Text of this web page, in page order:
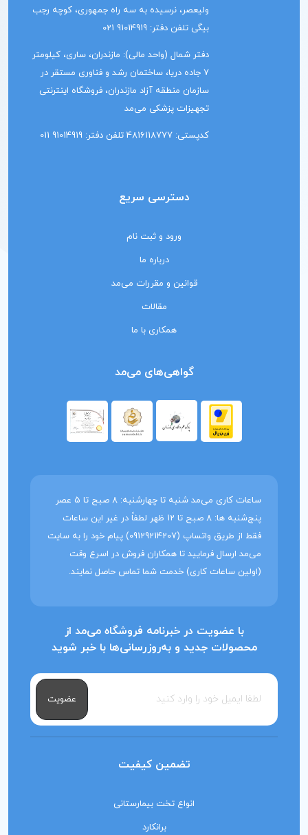
ولیعصر، نرسیده به سه راه جمهوری، کوچه رجب
بیگی تلفن دفتر: 91014919 021
دفتر شمال (واحد مالی): مازندران، ساری، کیلومتر
7 جاده دریا، ساختمان رشد و فناوری مستقر در
سازمان منطقه آزاد مازندران، فروشگاه اینترنتی
تجهیزات پزشکی می‌مد
کدپستی: 4816118777 تلفن دفتر: 91014919 011
دسترسی سریع
ورود و ثبت نام
درباره ما
قوانین و مقررات می‌مد
مقالات
همکاری با ما
گواهی‌های می‌مد
ساعات کاری می‌مد شنبه تا چهارشنبه: 8 صبح تا 5 عصر
پنج‌شنبه ها: 8 صبح تا 12 ظهر لطفاً در غیر این ساعات
فقط از طریق واتساپ (09129214207) پیام خود را به سایت
می‌مد ارسال فرمایید تا همکاران فروش در اسرع وقت
(اولین ساعات کاری) خدمت شما تماس حاصل نمایند.
با عضویت در خبرنامه فروشگاه می‌مد از
محصولات جدید و به‌روزرسانی‌ها با خبر شوید
عضویت
تضمین کیفیت
انواع تخت بیمارستانی
برانکارد